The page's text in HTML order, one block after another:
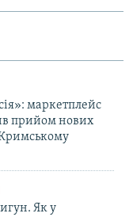
маркетплейс
прийом нових
Як у